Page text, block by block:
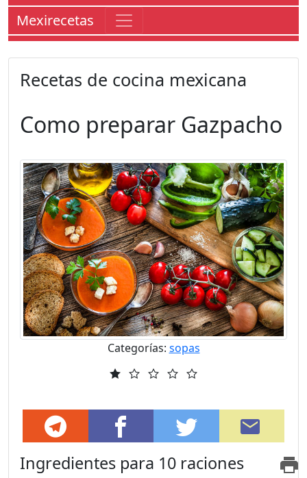
Mexirecetas
Recetas de cocina mexicana
Como preparar Gazpacho
Categorías: sopas
Ingredientes para 10 raciones